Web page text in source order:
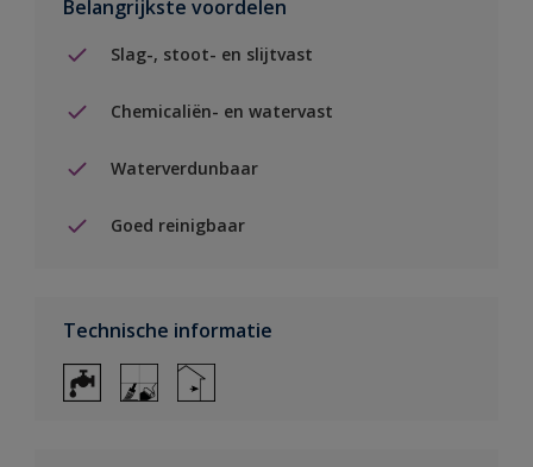
Belangrijkste voordelen
Slag-, stoot- en slijtvast
Chemicaliën- en watervast
Waterverdunbaar
Goed reinigbaar
Technische informatie